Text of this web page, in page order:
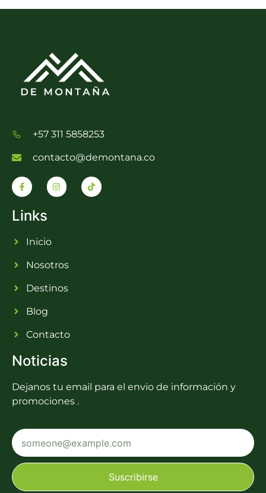
+57 311 5858253
contacto@demontana.co
Links
Inicio
Nosotros
Destinos
Blog
Contacto
Noticias
Dejanos tu email para el envio de información y
promociones .
Suscribirse